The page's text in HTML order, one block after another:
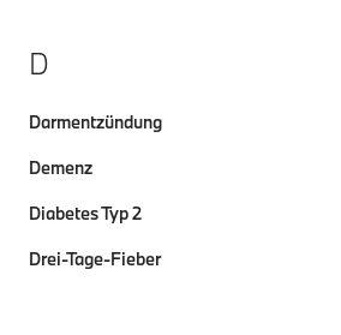
D
Darmentzündung
Demenz
Diabetes Typ 2
Drei-Tage-Fieber